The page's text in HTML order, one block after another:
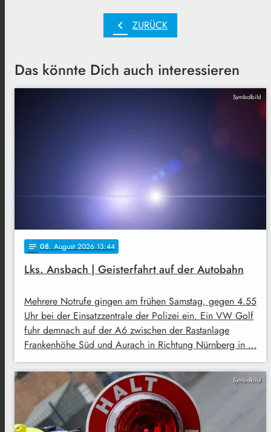
chevron_left ZURÜCK
Das könnte Dich auch interessieren
Symbolbild
notes 08. August 2026 13:44
Lks. Ansbach | Geisterfahrt auf der Autobahn
Mehrere Notrufe gingen am frühen Samstag, gegen 4.55
Uhr bei der Einsatzzentrale der Polizei ein. Ein VW Golf
fuhr demnach auf der A6 zwischen der Rastanlage
Frankenhöhe Süd und Aurach in Richtung Nürnberg in …
Symbolbild